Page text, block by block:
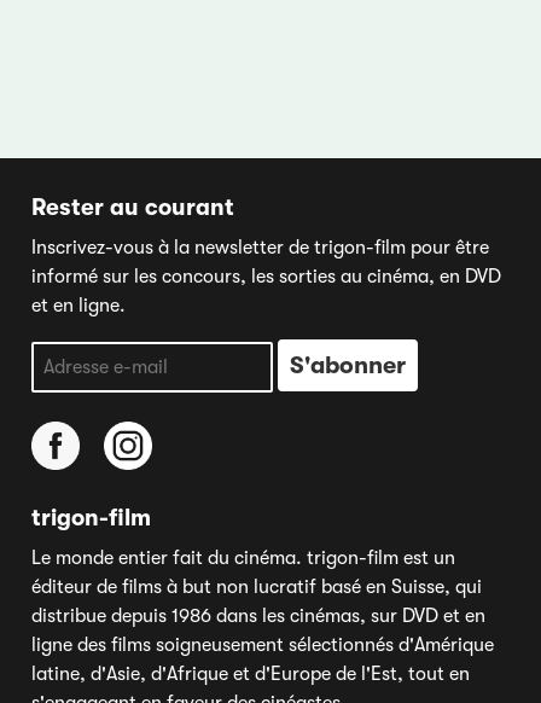
Rester au courant
Inscrivez-vous à la newsletter de trigon-film pour être
informé sur les concours, les sorties au cinéma, en DVD
et en ligne.
trigon-film
Le monde entier fait du cinéma. trigon-film est un
éditeur de films à but non lucratif basé en Suisse, qui
distribue depuis 1986 dans les cinémas, sur DVD et en
ligne des films soigneusement sélectionnés d'Amérique
latine, d'Asie, d'Afrique et d'Europe de l'Est, tout en